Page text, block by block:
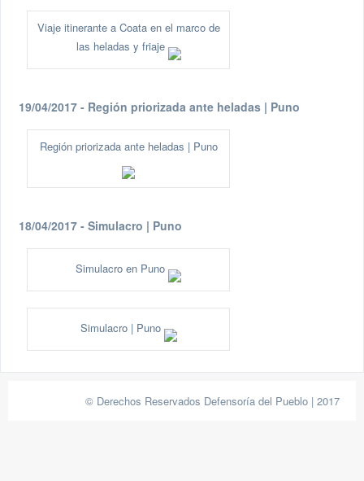
Viaje itinerante a Coata en el marco de
las heladas y friaje
19/04/2017 - Región priorizada ante heladas | Puno
Región priorizada ante heladas | Puno
18/04/2017 - Simulacro | Puno
Simulacro en Puno
Simulacro | Puno
© Derechos Reservados Defensoría del Pueblo | 2017